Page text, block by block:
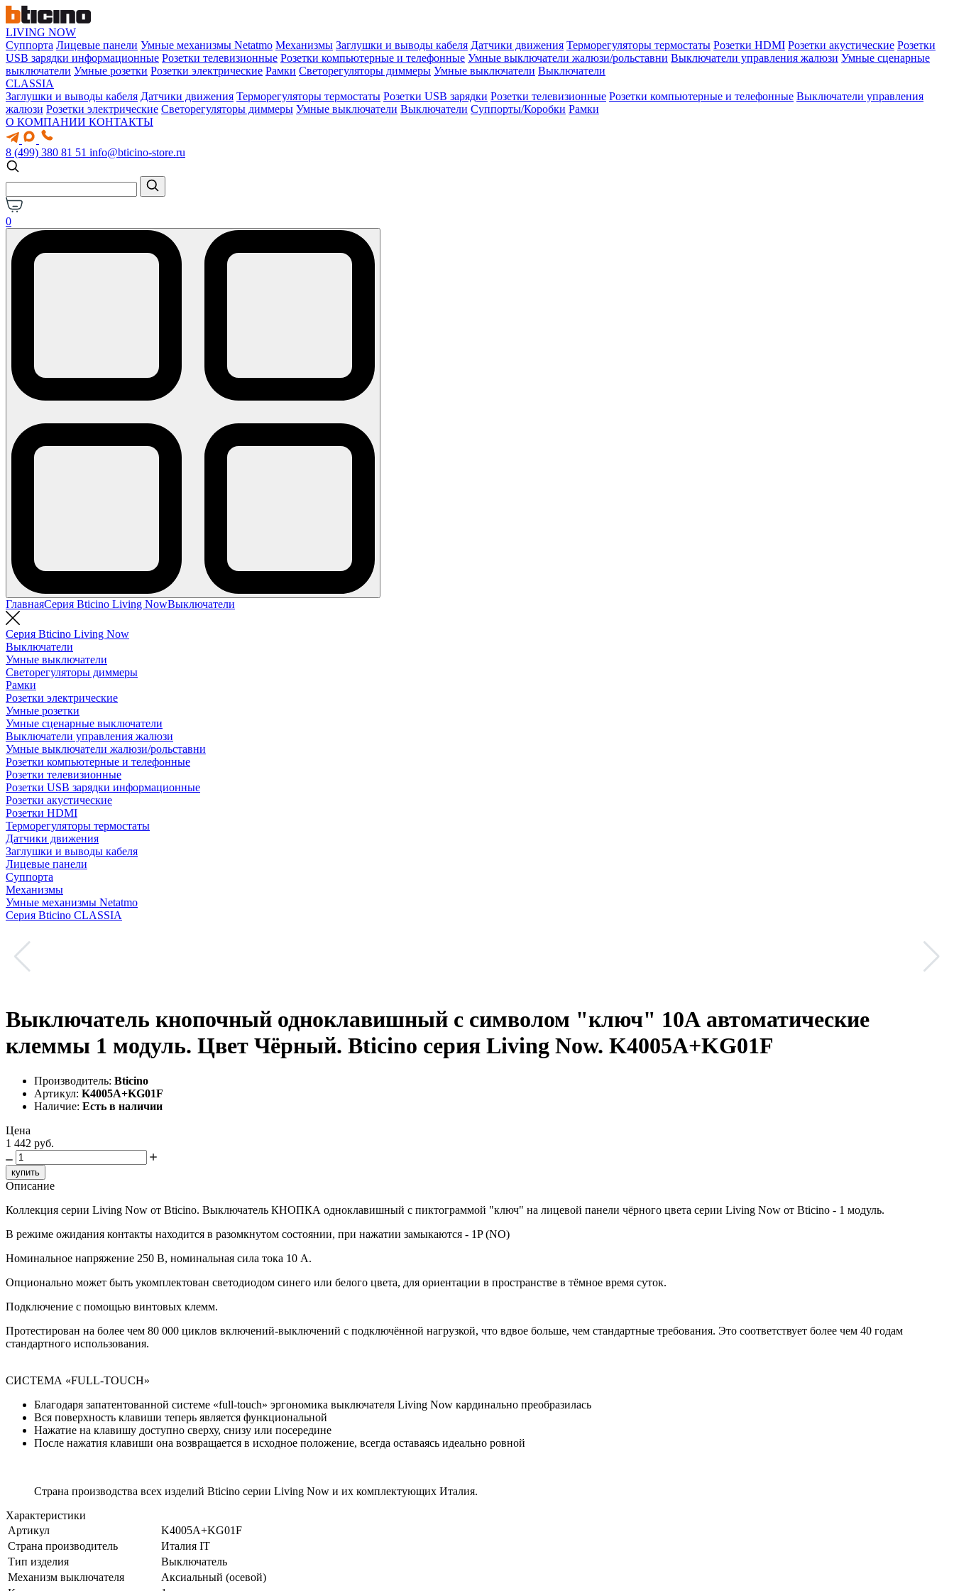
LIVING NOW
Суппорта Лицевые панели Умные механизмы Netatmo Механизмы Заглушки и выводы кабеля Датчики движения Терморегуляторы термостаты Розетки HDMI Розетки акустические Розетки
USB зарядки информационные Розетки телевизионные Розетки компьютерные и телефонные Умные выключатели жалюзи/рольставни Выключатели управления жалюзи Умные сценарные
выключатели Умные розетки Розетки электрические Рамки Светорегуляторы диммеры Умные выключатели Выключатели
CLASSIA
Заглушки и выводы кабеля Датчики движения Терморегуляторы термостаты Розетки USB зарядки Розетки телевизионные Розетки компьютерные и телефонные Выключатели управления
жалюзи Розетки электрические Светорегуляторы диммеры Умные выключатели Выключатели Суппорты/Коробки Рамки
О КОМПАНИИ КОНТАКТЫ
8 (499) 380 81 51 info@bticino-store.ru
0
ГлавнаяСерия Bticino Living NowВыключатели
Серия Bticino Living Now
Выключатели
Умные выключатели
Светорегуляторы диммеры
Рамки
Розетки электрические
Умные розетки
Умные сценарные выключатели
Выключатели управления жалюзи
Умные выключатели жалюзи/рольставни
Розетки компьютерные и телефонные
Розетки телевизионные
Розетки USB зарядки информационные
Розетки акустические
Розетки HDMI
Терморегуляторы термостаты
Датчики движения
Заглушки и выводы кабеля
Лицевые панели
Суппорта
Механизмы
Умные механизмы Netatmo
Серия Bticino CLASSIA
Выключатель кнопочный одноклавишный с символом "ключ" 10А автоматические
клеммы 1 модуль. Цвет Чёрный. Bticino серия Living Now. K4005A+KG01F
Производитель: Bticino
Артикул: K4005A+KG01F
Наличие: Есть в наличии
Цена
1 442 руб.
купить
Описание
Коллекция серии Living Now от Bticino. Выключатель КНОПКА одноклавишный с пиктограммой "ключ" на лицевой панели чёрного цвета серии Living Now от Bticino - 1 модуль.
В режиме ожидания контакты находится в разомкнутом состоянии, при нажатии замыкаются - 1P (NO)
Номинальное напряжение 250 В, номинальная сила тока 10 A.
Опционально может быть укомплектован светодиодом синего или белого цвета, для ориентации в пространстве в тёмное время суток.
Подключение с помощью винтовых клемм.
Протестирован на более чем 80 000 циклов включений-выключений с подключённой нагрузкой, что вдвое больше, чем стандартные требования. Это соответствует более чем 40 годам
стандартного использования.
СИСТЕМА «FULL-TOUCH»
Благодаря запатентованной системе «full-touch» эргономика выключателя Living Now кардинально преобразилась
Вся поверхность клавиши теперь является функциональной
Нажатие на клавишу доступно сверху, снизу или посередине
После нажатия клавиши она возвращается в исходное положение, всегда оставаясь идеально ровной
Страна производства всех изделий Bticino серии Living Now и их комплектующих Италия.
Характеристики
Артикул
K4005A+KG01F
Страна производитель
Италия IT
Тип изделия
Выключатель
Механизм выключателя
Аксиальный (осевой)